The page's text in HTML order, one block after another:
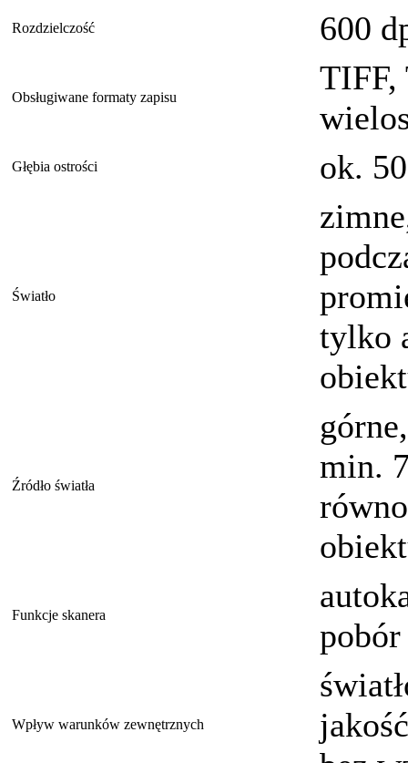
Rozdzielczość 600
Obsługiwane formaty zapisu
TIFF,
Głębia ostrości ok.
Światło
tylko
Źródło światła
min.
Funkcje skanera
Wpływ warunków zewnętrznych